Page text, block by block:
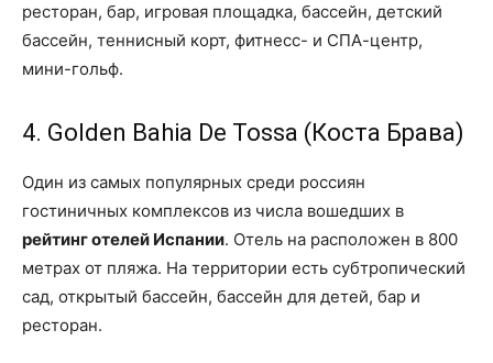
ресторан, бар, игровая площадка, бассейн, детский
бассейн, теннисный корт, фитнесс- и СПА-центр,
мини-гольф.
4. Golden Bahia De Tossa (Коста Брава)
Один из самых популярных среди россиян
гостиничных комплексов из числа вошедших в
рейтинг отелей Испании. Отель на расположен в 800
метрах от пляжа. На территории есть субтропический
сад, открытый бассейн, бассейн для детей, бар и
ресторан.